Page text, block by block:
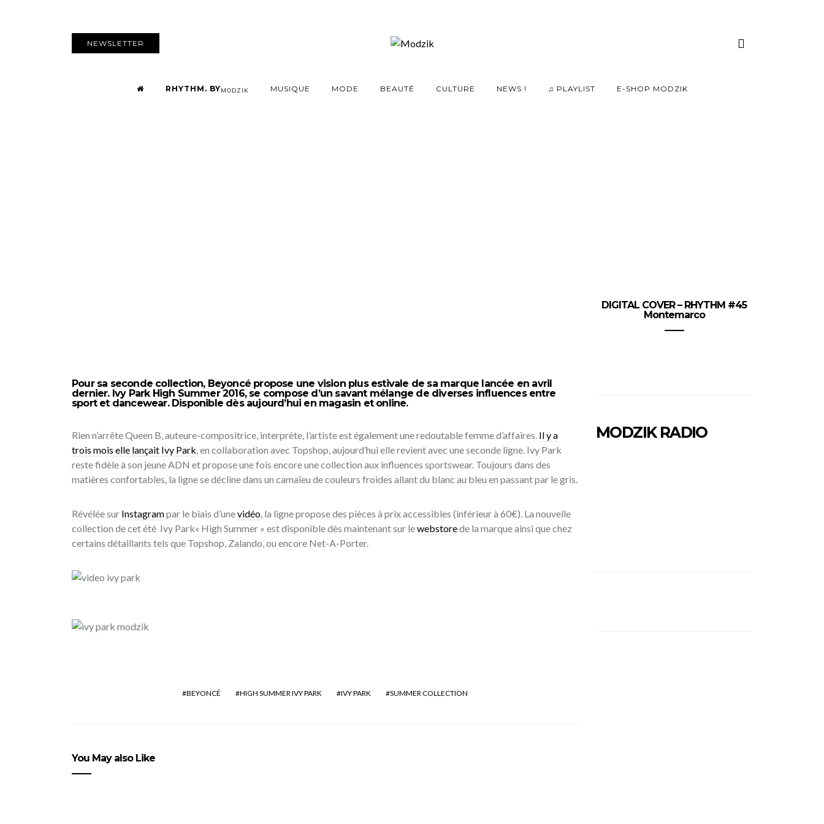
NEWSLETTER
RHYTHM. BYMODZIK MUSIQUE MODE BEAUTÉ CULTURE NEWS ! ♫ PLAYLIST E-SHOP MODZIK
Pour sa seconde collection, Beyoncé propose une vision plus estivale de sa marque lancée en avril
dernier. Ivy Park High Summer 2016, se compose d’un savant mélange de diverses influences entre
sport et dancewear. Disponible dès aujourd’hui en magasin et online.
Rien n’arrête Queen B, auteure-compositrice, interprète, l’artiste est également une redoutable femme d’affaires. Il y a
trois mois elle lançait Ivy Park, en collaboration avec Topshop, aujourd’hui elle revient avec une seconde ligne. Ivy Park
reste fidèle à son jeune ADN et propose une fois encore une collection aux influences sportswear. Toujours dans des
matières confortables, la ligne se décline dans un camaïeu de couleurs froides allant du blanc au bleu en passant par le gris.
Révélée sur Instagrampar le biais d’unevidéo, la ligne propose des pièces à prix accessibles (inférieur à 60€). La nouvelle
collection de cet été Ivy Park« High Summer » est disponible dès maintenant sur lewebstorede la marque ainsi que chez
certains détaillants tels que Topshop, Zalando, ou encore Net-A-Porter.
BEYONCÉ HIGH SUMMER IVY PARK IVY PARK SUMMER COLLECTION
You May also Like
DIGITAL COVER – RHYTHM #45
Montemarco
MODZIK RADIO